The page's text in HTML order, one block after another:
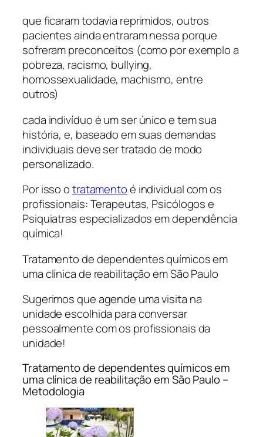
que ficaram todavia reprimidos, outros
pacientes ainda entraram nessa porque
sofreram preconceitos (como por exemplo a
pobreza, racismo, bullying,
homossexualidade, machismo, entre
outros)
cada indivíduo é um ser único e tem sua
história, e, baseado em suas demandas
individuais deve ser tratado de modo
personalizado.
Por isso otratamentoé individual com os
profissionais: Terapeutas, Psicólogos e
Psiquiatras especializados em dependência
química!
Tratamento de dependentes químicos em
uma clínica de reabilitação em São Paulo
Sugerimos que agende uma visita na
unidade escolhida para conversar
pessoalmente com os profissionais da
unidade!
Tratamento de dependentes químicos em
uma clínica de reabilitação em São Paulo –
Metodologia